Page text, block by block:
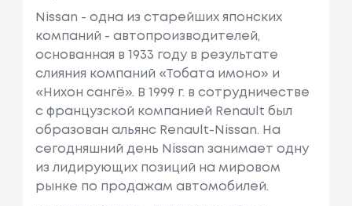
Nissan - одна из старейших японских
компаний - автопроизводителей,
основанная в 1933 году в результате
слияния компаний «Тобата имоно» и
«Нихон сангё». В 1999 г. в сотрудничестве
с французcкой компанией Renault был
образован альянс Renault-Nissan. На
сегодняшний день Nissan занимает одну
из лидирующих позиций на мировом
рынке по продажам автомобилей.